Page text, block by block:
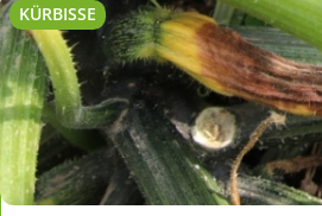
KÜRBISSE